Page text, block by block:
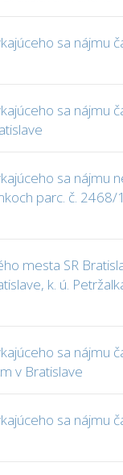
sa nájmu
sa nájmu
sa nájmu
parc. č.
mesta SR
k. ú.
sa nájmu
v Bratislave
sa nájmu